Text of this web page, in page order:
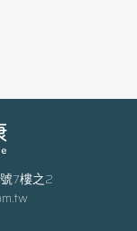
1.44%。受試者若合
約2.41%，較無合併
癌的發生率約0.76%
，受試者有合併代謝
謝異常脂肪肝病則為
再作用，但太小的部
使用大小一致、顆粒
藥微球栓塞來降低癌
燒灼術治療小型肝癌
，電燒灼術正式名稱
一根針，透過超音
確位置，透過改變針
氏八十度以上把癌細
7樓之2